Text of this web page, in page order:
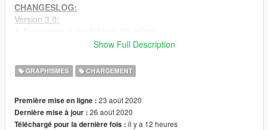
CHANGESLOG:
Version 3.0:
2. Normal [Hot] Version and 18+ both are in this mod.
4. Add tiny tutorial video which guides you to edit "ytd" file
Show Full Description
GRAPHISMES CHARGEMENT
Première mise en ligne : 23 août 2020
Dernière mise à jour : 26 août 2020
Téléchargé pour la dernière fois : il y a 12 heures